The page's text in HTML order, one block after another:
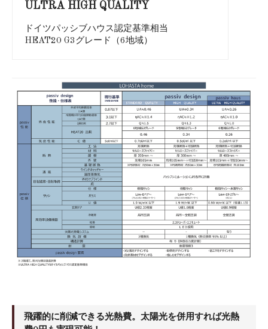
ULTRA HIGH QUALITY
ドイツパッシブハウス認定基準相当
HEAT20 G3グレード（6地域）
飛躍的に削減できる光熱費。太陽光を併用すれば光熱